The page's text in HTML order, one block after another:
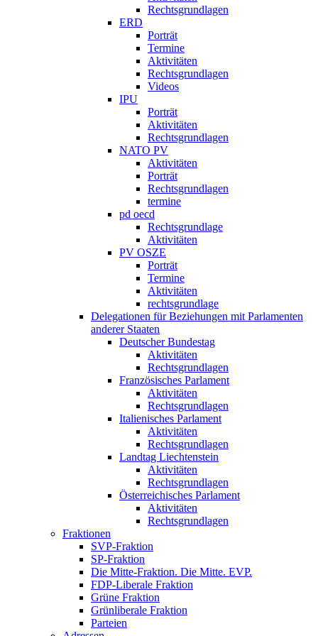
Rechtsgrundlagen
ERD
Porträt
Termine
Aktivitäten
Rechtsgrundlagen
Videos
IPU
Porträt
Aktivitäten
Rechtsgrundlagen
NATO PV
Aktivitäten
Porträt
Rechtsgrundlagen
termine
pd oecd
Rechtsgrundlage
Aktivitäten
PV OSZE
Porträt
Termine
Aktivitäten
rechtsgrundlage
Delegationen für Beziehungen mit Parlamenten
anderer Staaten
Deutscher Bundestag
Aktivitäten
Rechtsgrundlagen
Französisches Parlament
Aktivitäten
Rechtsgrundlagen
Italienisches Parlament
Aktivitäten
Rechtsgrundlagen
Landtag Liechtenstein
Aktivitäten
Rechtsgrundlagen
Österreichisches Parlament
Aktivitäten
Rechtsgrundlagen
Fraktionen
SVP-Fraktion
SP-Fraktion
Die Mitte-Fraktion. Die Mitte. EVP.
FDP-Liberale Fraktion
Grüne Fraktion
Grünliberale Fraktion
Parteien